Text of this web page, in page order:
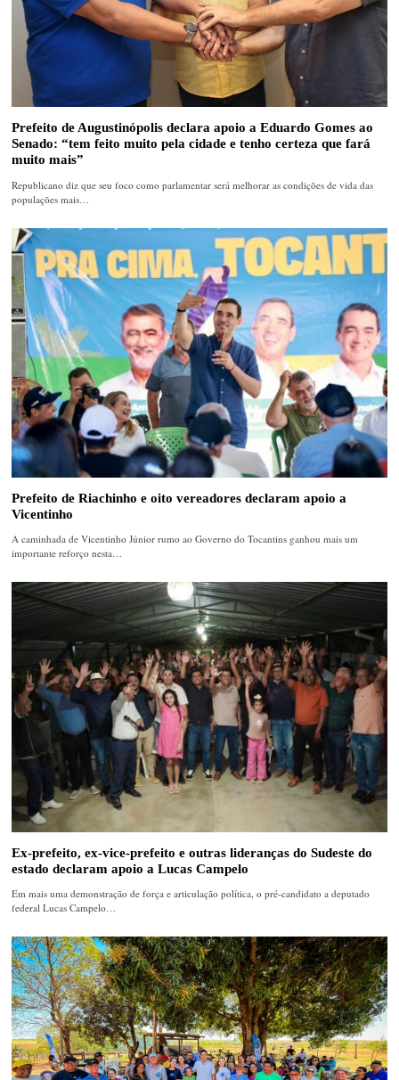
Prefeito de Augustinópolis declara apoio a Eduardo Gomes ao
Senado: “tem feito muito pela cidade e tenho certeza que fará
muito mais”
Republicano diz que seu foco como parlamentar será melhorar as condições de vida das
populações mais…
Prefeito de Riachinho e oito vereadores declaram apoio a
Vicentinho
A caminhada de Vicentinho Júnior rumo ao Governo do Tocantins ganhou mais um
importante reforço nesta…
Ex-prefeito, ex-vice-prefeito e outras lideranças do Sudeste do
estado declaram apoio a Lucas Campelo
Em mais uma demonstração de força e articulação política, o pré-candidato a deputado
federal Lucas Campelo…